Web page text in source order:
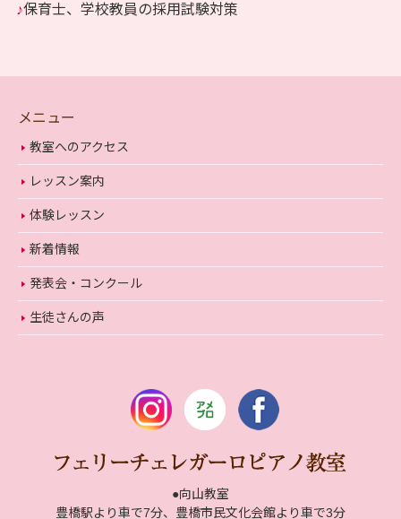
♪保育士、学校教員の採用試験対策
メニュー
教室へのアクセス
レッスン案内
体験レッスン
新着情報
発表会・コンクール
生徒さんの声
●向山教室
豊橋駅より車で7分、豊橋市民文化会館より車で3分